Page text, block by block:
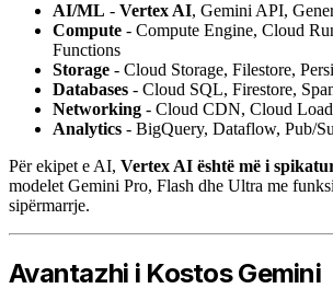
AI/ML - Vertex AI, Gemini API,
Compute - Compute Engine, Cloud
Functions
Storage - Cloud Storage, Filestore,
Databases - Cloud SQL, Firestore,
Networking - Cloud CDN, Cloud
Analytics - BigQuery, Dataflow, Pub/
Për ekipet e AI, Vertex AI është më i
modelet Gemini Pro, Flash dhe Ultra me
sipërmarrje.
Avantazhi i Kostos Gemini